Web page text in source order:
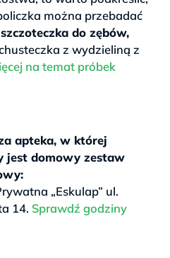
można przebadać
szczoteczka do zębów,
z wydzieliną z
na temat próbek
apteka, w której
jest domowy zestaw
„Eskulap” ul.
14. Sprawdź godziny